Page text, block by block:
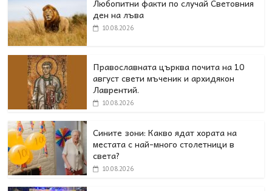
Любопитни факти по случай Световния
ден на лъва
10.08.2026
Православната църква почита на 10
август свети мъченик и архидякон
Лаврентий.
10.08.2026
Сините зони: Какво ядат хората на
местата с най-много столетници в
света?
10.08.2026